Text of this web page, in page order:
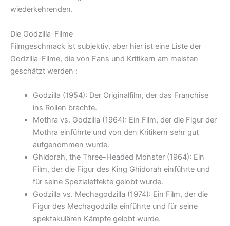
wiederkehrenden.
Die Godzilla-Filme
Filmgeschmack ist subjektiv, aber hier ist eine Liste der
Godzilla-Filme, die von Fans und Kritikern am meisten
geschätzt werden :
Godzilla (1954): Der Originalfilm, der das Franchise
ins Rollen brachte.
Mothra vs. Godzilla (1964): Ein Film, der die Figur der
Mothra einführte und von den Kritikern sehr gut
aufgenommen wurde.
Ghidorah, the Three-Headed Monster (1964): Ein
Film, der die Figur des King Ghidorah einführte und
für seine Spezialeffekte gelobt wurde.
Godzilla vs. Mechagodzilla (1974): Ein Film, der die
Figur des Mechagodzilla einführte und für seine
spektakulären Kämpfe gelobt wurde.